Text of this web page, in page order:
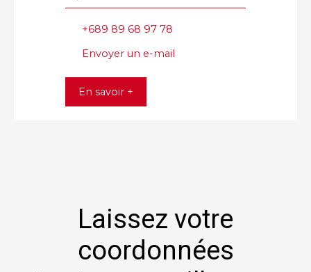
+689 89 68 97 78
Envoyer un e-mail
En savoir +
Laissez votre
coordonnées